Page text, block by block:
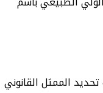
الممثل القانوني